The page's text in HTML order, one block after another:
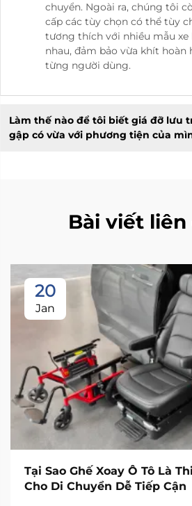
chuyển. Ngoài ra, chúng tôi
cấp các tùy chọn có thể tùy
tương thích với nhiều mẫu xe
nhau, đảm bảo vừa khít hoàn
từng người dùng.
Làm thế nào để tôi biết giá đỡ lưu
gập có vừa với phương tiện của
Bài viết liên
20
Jan
Tại Sao Ghế Xoay Ô Tô Là
Cho Di Chuyển Dễ Tiếp Cận